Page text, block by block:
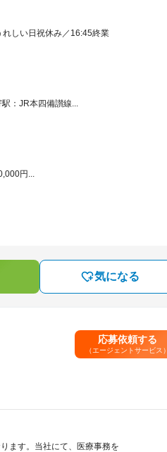
れしい日祝休み／16:45終業
：JR本四備讃線...
円...
気になる
応募依頼する
（エージェントサービス）
ます。当社にて、医療事務を